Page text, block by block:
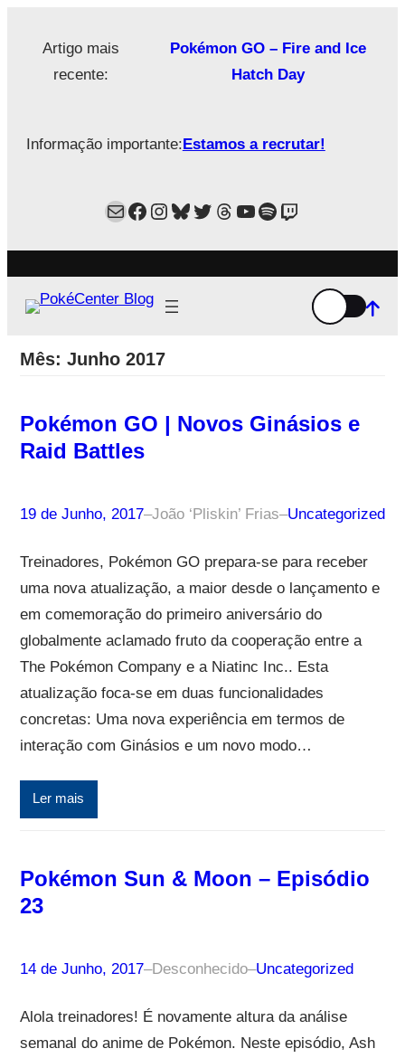
Artigo mais
recente:
Pokémon GO – Fire and Ice
Hatch Day
Informação importante:Estamos a recrutar!
MailFacebook
Instagram
Bluesky
Twitter
Estamos no Threads!
YouTube
Spotify
Twitch
Mês: Junho 2017
Pokémon GO | Novos Ginásios e
Raid Battles
19 de Junho, 2017–João ‘Pliskin’ Frias–Uncategorized
Treinadores, Pokémon GO prepara-se para receber
uma nova atualização, a maior desde o lançamento e
em comemoração do primeiro aniversário do
globalmente aclamado fruto da cooperação entre a
The Pokémon Company e a Niatinc Inc.. Esta
atualização foca-se em duas funcionalidades
concretas: Uma nova experiência em termos de
interação com Ginásios e um novo modo…
Ler mais
Pokémon Sun & Moon – Episódio
23
14 de Junho, 2017–Desconhecido–Uncategorized
Alola treinadores! É novamente altura da análise
semanal do anime de Pokémon. Neste episódio, Ash